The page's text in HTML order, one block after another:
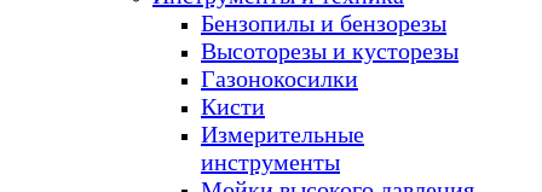
Бензопилы и бензорезы
Высоторезы и кусторезы
Газонокосилки
Кисти
Измерительные
инструменты